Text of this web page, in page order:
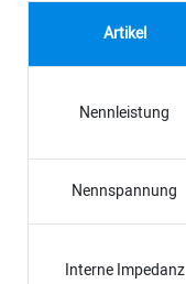
Artikel
Nennleistung
Nennspannung
Interne Impedanz